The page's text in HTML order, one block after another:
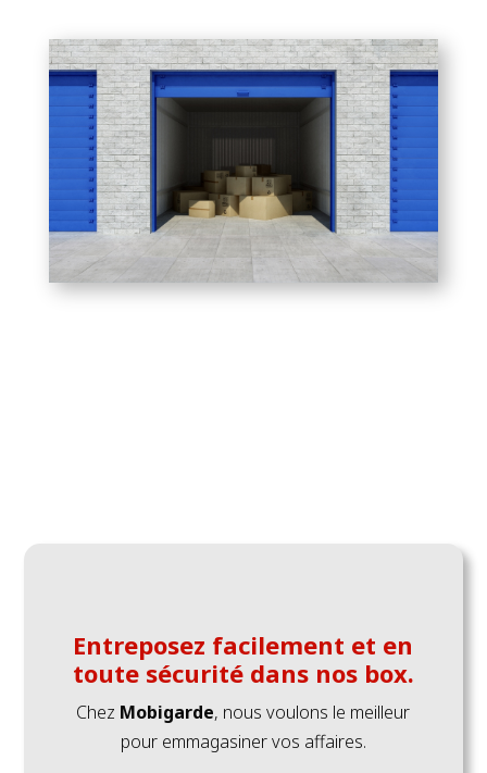
Entreposez facilement et en
toute sécurité dans nos box.
Chez Mobigarde, nous voulons le meilleur
pour emmagasiner vos affaires.